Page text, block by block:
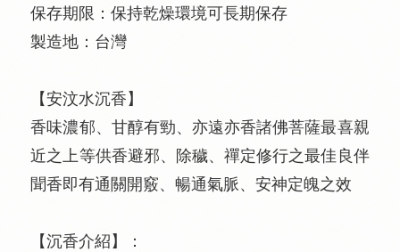
保存期限：保持乾燥環境可長期保存
製造地：台灣
【安汶水沉香】
香味濃郁、甘醇有勁、亦遠亦香諸佛菩薩最喜親
近之上等供香避邪、除穢、禪定修行之最佳良伴
聞香即有通關開竅、暢通氣脈、安神定魄之效
【沉香介紹】：